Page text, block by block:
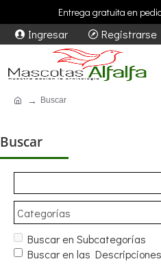
Entrega gratuita en
Ingresar Registrarse
Buscar
Buscar
Buscar en Subcategorías
Buscar en las